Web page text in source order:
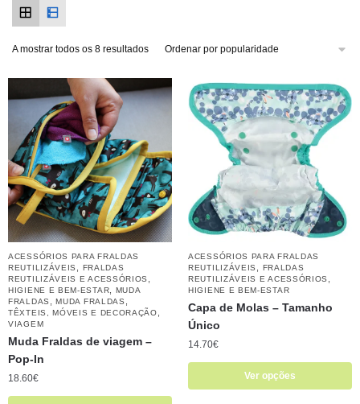
A mostrar todos os 8 resultados
ACESSÓRIOS PARA FRALDAS
REUTILIZÁVEIS
FRALDAS
REUTILIZÁVEIS E ACESSÓRIOS
HIGIENE E BEM-ESTAR
MUDA
FRALDAS
,MUDA FRALDAS
TÊXTEIS, MÓVEIS E DECORAÇÃO
VIAGEM
Muda Fraldas de viagem –
Pop-In
18.60€
ACESSÓRIOS PARA FRALDAS
REUTILIZÁVEIS
FRALDAS
REUTILIZÁVEIS E ACESSÓRIOS
HIGIENE E BEM-ESTAR
Capa de Molas – Tamanho
Único
14.70€
Ver opções